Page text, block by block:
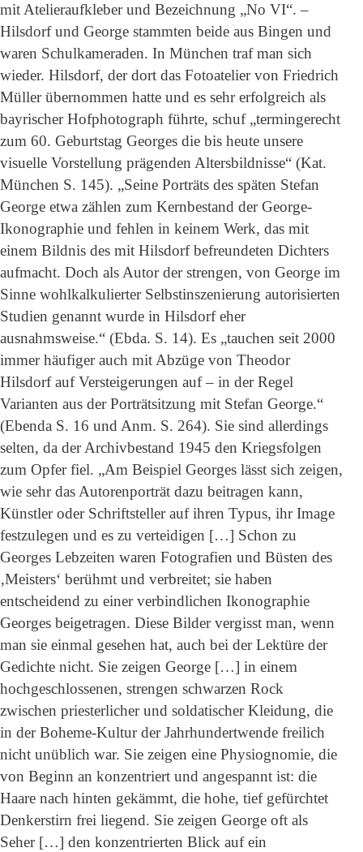
mit Atelieraufkleber und Bezeichnung „No VI“. –
Hilsdorf und George stammten beide aus Bingen und
waren Schulkameraden. In München traf man sich
wieder. Hilsdorf, der dort das Fotoatelier von Friedrich
Müller übernommen hatte und es sehr erfolgreich als
bayrischer Hofphotograph führte, schuf „termingerecht
zum 60. Geburtstag Georges die bis heute unsere
visuelle Vorstellung prägenden Altersbildnisse“ (Kat.
München S. 145). „Seine Porträts des späten Stefan
George etwa zählen zum Kernbestand der George-
Ikonographie und fehlen in keinem Werk, das mit
einem Bildnis des mit Hilsdorf befreundeten Dichters
aufmacht. Doch als Autor der strengen, von George im
Sinne wohlkalkulierter Selbstinszenierung autorisierten
Studien genannt wurde in Hilsdorf eher
ausnahmsweise.“ (Ebda. S. 14). Es „tauchen seit 2000
immer häufiger auch mit Abzüge von Theodor
Hilsdorf auf Versteigerungen auf – in der Regel
Varianten aus der Porträtsitzung mit Stefan George.“
(Ebenda S. 16 und Anm. S. 264). Sie sind allerdings
selten, da der Archivbestand 1945 den Kriegsfolgen
zum Opfer fiel. „Am Beispiel Georges lässt sich zeigen,
wie sehr das Autorenporträt dazu beitragen kann,
Künstler oder Schriftsteller auf ihren Typus, ihr Image
festzulegen und es zu verteidigen […] Schon zu
Georges Lebzeiten waren Fotografien und Büsten des
‚Meisters‘ berühmt und verbreitet; sie haben
entscheidend zu einer verbindlichen Ikonographie
Georges beigetragen. Diese Bilder vergisst man, wenn
man sie einmal gesehen hat, auch bei der Lektüre der
Gedichte nicht. Sie zeigen George […] in einem
hochgeschlossenen, strengen schwarzen Rock
zwischen priesterlicher und soldatischer Kleidung, die
in der Boheme-Kultur der Jahrhundertwende freilich
nicht unüblich war. Sie zeigen eine Physiognomie, die
von Beginn an konzentriert und angespannt ist: die
Haare nach hinten gekämmt, die hohe, tief gefürchtet
Denkerstirn frei liegend. Sie zeigen George oft als
Seher […] den konzentrierten Blick auf ein